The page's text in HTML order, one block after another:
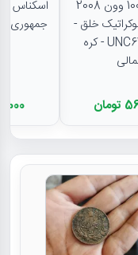
اسکناس 1000 وون 2008
خلق -
جفت - UNC63 - کره